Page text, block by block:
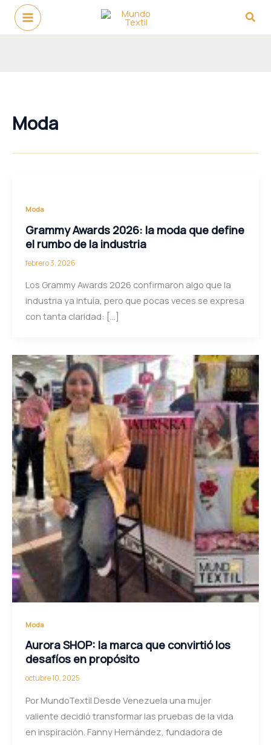
contenido
Moda
Moda
Grammy Awards 2026: la moda que define
el rumbo de la industria
febrero 3, 2026
Los Grammy Awards 2026 confirmaron algo que la
industria ya intuía, pero que pocas veces se expresa
con tanta claridad: […]
Moda
Aurora SHOP: la marca que convirtió los
desafíos en propósito
octubre 10, 2025
Por MundoTextil Desde Venezuela una mujer
valiente decidió transformar las pruebas de la vida
en inspiración. Fanny Hernández, fundadora de